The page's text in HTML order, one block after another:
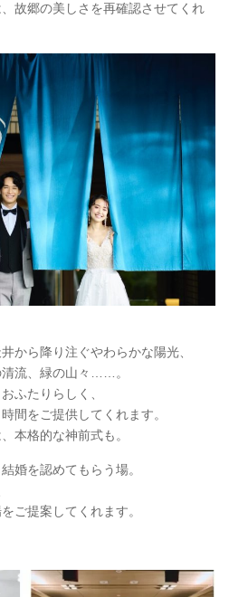
故郷の美しさを再確認させてくれ
から降り注ぐやわらかな陽光、
流、緑の山々……。
ふたりらしく、
間をご提供してくれます。
本格的な神前式も。
婚を認めてもらう場。
ご提案してくれます。